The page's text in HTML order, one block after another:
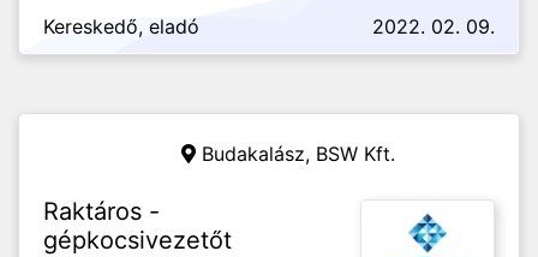
Kereskedő, eladó 2022. 02. 09.
Budakalász, BSW Kft.
Raktáros -
gépkocsivezetőt